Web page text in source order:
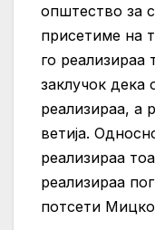
општество за
присетиме на
го реализираа
заклучок дека
реализираа, а
ветија.
реализираа
реализираа
потсети